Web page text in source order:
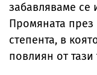
забавляваме се
Промяната през
степента, в
повлиян от